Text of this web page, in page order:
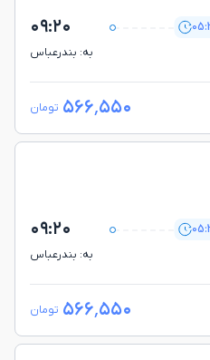
۰۹:۲۰
به: بندرعباس
۵۶۶٬۵۵۰ تومان
۰۹:۲۰
به: بندرعباس
۵۶۶٬۵۵۰ تومان